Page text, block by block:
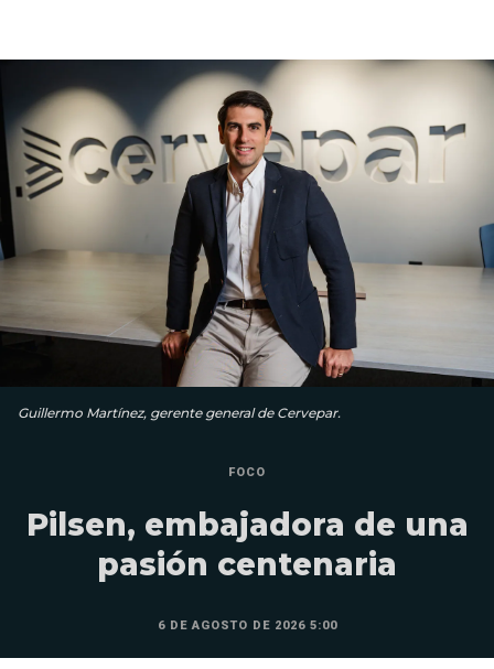
Guillermo Martínez, gerente general de Cervepar.
FOCO
Pilsen, embajadora de una
pasión centenaria
6 DE AGOSTO DE 2026 5:00